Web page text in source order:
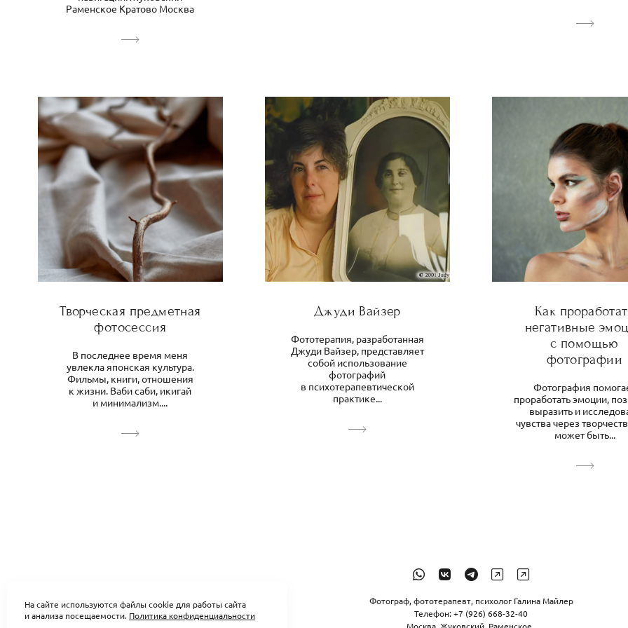
Раменское Кратово Москва
Творческая предметная
фотосессия
В последнее время меня
увлекла японская культура.
Фильмы, книги, отношения
к жизни. Ваби саби, икигай
и минимализм....
Джуди Вайзер
Фототерапия, разработанная
Джуди Вайзер, представляет
собой использование
фотографий
в психотерапевтической
практике...
Как
негативные
с помощью
фотографии
Фотография
проработать эмоции,
выразить и
чувства через
может быть...
Фотограф, фототерапевт, психолог Галина Майлер
Телефон: +7 (926) 668-32-40
На сайте используются файлы cookie для работы сайта
и анализа посещаемости. Политика конфиденциальности